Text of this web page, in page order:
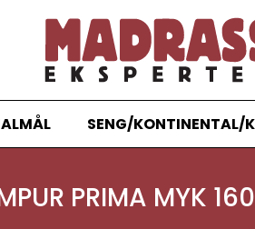
SENG/KONTINENTAL/
PRIMA MYK